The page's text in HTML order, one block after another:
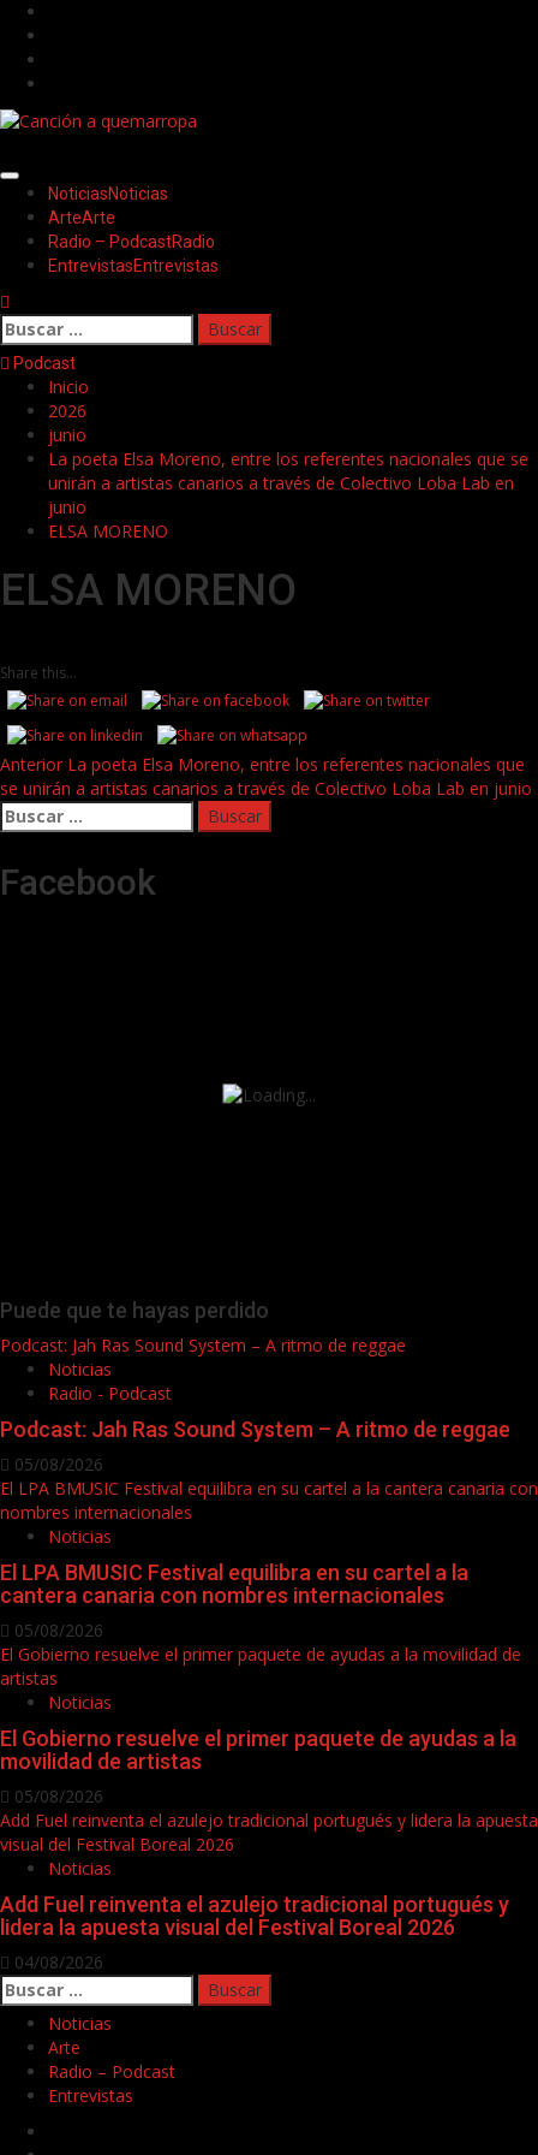
Saltar
contenido
Menú
principal
NoticiasNoticias
ArteArte
Radio – PodcastRadio
EntrevistasEntrevistas
Buscar:
Podcast
Inicio
2026
junio
La poeta Elsa Moreno, entre los referentes nacionales que se
unirán a artistas canarios a través de Colectivo Loba Lab en
junio
ELSA MORENO
ELSA MORENO
Share this...
Post
navigation
Anterior La poeta Elsa Moreno, entre los referentes nacionales que
se unirán a artistas canarios a través de Colectivo Loba Lab en junio
Buscar:
Facebook
Puede que te hayas perdido
Podcast: Jah Ras Sound System – A ritmo de reggae
Noticias
Radio - Podcast
Podcast: Jah Ras Sound System – A ritmo de reggae
05/08/2026
El LPA BMUSIC Festival equilibra en su cartel a la cantera canaria con
nombres internacionales
Noticias
El LPA BMUSIC Festival equilibra en su cartel a la
cantera canaria con nombres internacionales
05/08/2026
El Gobierno resuelve el primer paquete de ayudas a la movilidad de
artistas
Noticias
El Gobierno resuelve el primer paquete de ayudas a la
movilidad de artistas
05/08/2026
Add Fuel reinventa el azulejo tradicional portugués y lidera la apuesta
visual del Festival Boreal 2026
Noticias
Add Fuel reinventa el azulejo tradicional portugués y
lidera la apuesta visual del Festival Boreal 2026
04/08/2026
Buscar:
Noticias
Arte
Radio – Podcast
Entrevistas